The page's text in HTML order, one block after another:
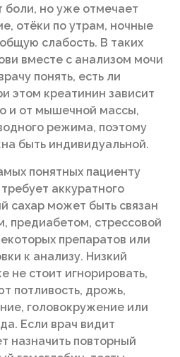
боли, но уже отмечает
отёки по утрам, ночные
слабость. В таких
вместе с анализом мочи
понять, есть ли
этом креатинин зависит
и от мышечной массы,
режима, поэтому
быть индивидуальной.
понятных пациенту
аккуратного
сахар может быть связан
предиабетом, стрессовой
препаратов или
к анализу. Низкий
не стоит игнорировать,
потливость, дрожь,
головокружение или
Если врач видит
назначить повторный